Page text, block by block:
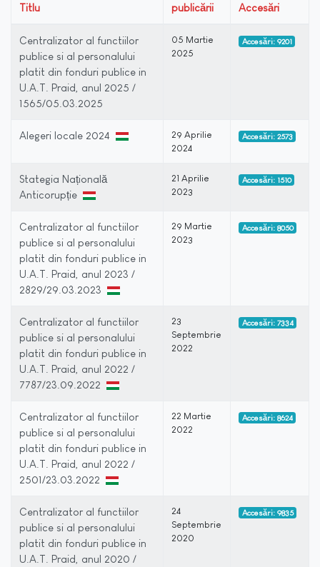
Titlu
publicării
Accesări
Centralizator al functiilor
publice si al personalului
platit din fonduri publice in
U.A.T. Praid, anul 2025 /
1565/05.03.2025
05 Martie
2025
Accesări: 9201
Alegeri locale 2024
29 Aprilie
2024
Accesări: 2573
Stategia Națională
Anticorupție
21 Aprilie
2023
Accesări: 1510
Centralizator al functiilor
publice si al personalului
platit din fonduri publice in
U.A.T. Praid, anul 2023 /
2829/29.03.2023
29 Martie
2023
Accesări: 8050
Centralizator al functiilor
publice si al personalului
platit din fonduri publice in
U.A.T. Praid, anul 2022 /
7787/23.09.2022
23
Septembrie
2022
Accesări: 7334
Centralizator al functiilor
publice si al personalului
platit din fonduri publice in
U.A.T. Praid, anul 2022 /
2501/23.03.2022
22 Martie
2022
Accesări: 8624
Centralizator al functiilor
publice si al personalului
platit din fonduri publice in
U.A.T. Praid, anul 2020 /
24
Septembrie
2020
Accesări: 9835